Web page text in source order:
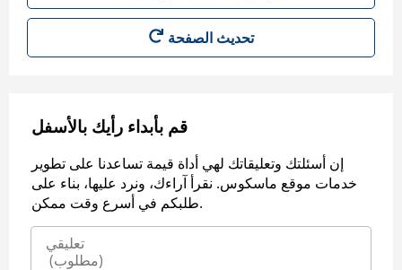
تحديث الصفحة
قم بأبداء رأيك بالأسفل
إن أسئلتك وتعليقاتك لهي أداة قيمة تساعدنا على تطوير
خدمات موقع ماسكوس. نقرأ آراءك، ونرد عليها، بناء على
طلبكم في أسرع وقت ممكن.